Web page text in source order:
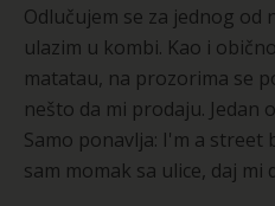
Odlučujem se za jednog od
ulazim u kombi. Kao i
matatau, na prozorima se
nešto da mi prodaju. Jedan
Samo ponavlja: I'm a street
sam momak sa ulice, daj mi